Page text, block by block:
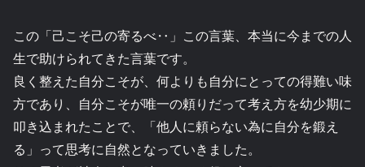
この「己こそ己の寄るべ‥」この言葉、本当に今までの人
生で助けられてきた言葉です。
良く整えた自分こそが、何よりも自分にとっての得難い味
方であり、自分こそが唯一の頼りだって考え方を幼少期に
叩き込まれたことで、「他人に頼らない為に自分を鍛え
る」って思考に自然となっていきました。